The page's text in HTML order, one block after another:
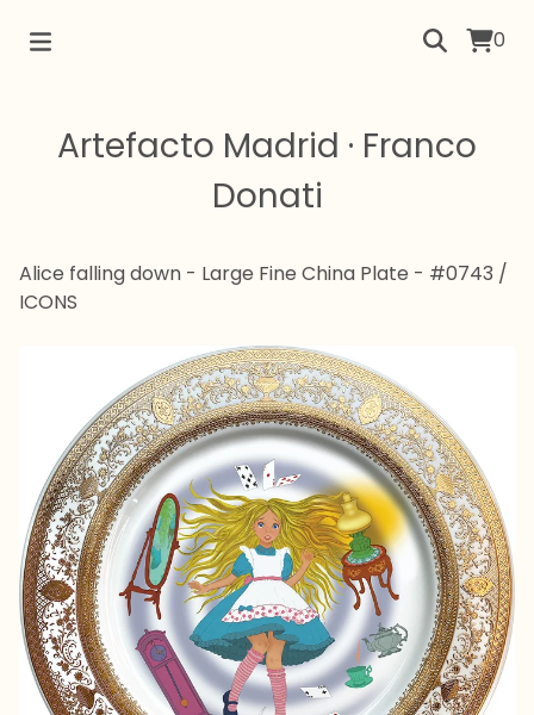
0
Artefacto Madrid · Franco
Donati
Alice falling down - Large Fine China Plate - #0743 /
ICONS